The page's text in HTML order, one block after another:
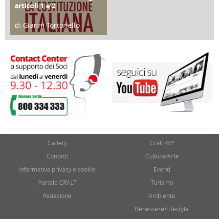
articoli 1 e 2
di Gianni Tortoriello
17 Marzo 2018
Gallery
Contatti
Informativa privacy e cookie
Portale CRALT
Redazione
Cralt 40°
Cultura/Arte
Eventi
Turismo
Ambiente
Benessere/Lifestyle